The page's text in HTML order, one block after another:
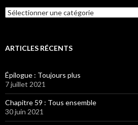
Catégories
ARTICLES RÉCENTS
Épilogue : Toujours plus
7 juillet 2021
Chapitre 59 : Tous ensemble
30 juin 2021